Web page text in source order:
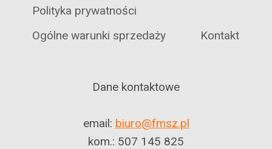
Polityka prywatności
Ogólne warunki sprzedaży
Kontakt
Dane kontaktowe
email: biuro@fmsz.pl
kom.: 507 145 825